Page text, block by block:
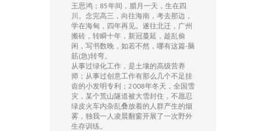
王思鸿；85年间，腊月一天，生在四
川。念完高三，向往海南，考去那边，
学在海甸，四年再见。遂往北迁，广州
搬砖，转瞬十年，新冠蔓延，趁乱偷
闲，写书数晚，如若不然，哪有这篇-脑
筋(急)转弯。
从事过绿化工作，是土壤的高级营养
师；从事过创意工作有那么几个不足挂
齿的小发明专利；2008年冬天，全国雪
灾，某个荒山隧道被大雪封住，不愿忍
绿皮火车内杂乱叠放着的人群产生的烟
雾，独我一人凌晨翻窗开展了一次野外
生存训练。